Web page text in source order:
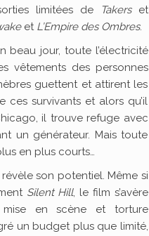
limitées de Takerset
et L’Empire des Ombres.
beau jour, toute l’électricité
vêtements des personnes
guettent et attirent les
ces survivants et alors qu’il
il trouve refuge avec
un générateur. Mais toute
en plus courts…
son potentiel. Même si
Silent Hill, le film s’avère
en scène et torture
un budget plus que limité,